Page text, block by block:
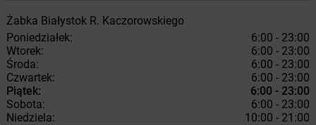
Żabka Białystok R. Kaczorowskiego
Poniedziałek:
6:00 - 23:00
Wtorek:
6:00 - 23:00
Środa:
6:00 - 23:00
Czwartek:
6:00 - 23:00
Piątek:
6:00 - 23:00
Sobota:
6:00 - 23:00
Niedziela:
10:00 - 21:00